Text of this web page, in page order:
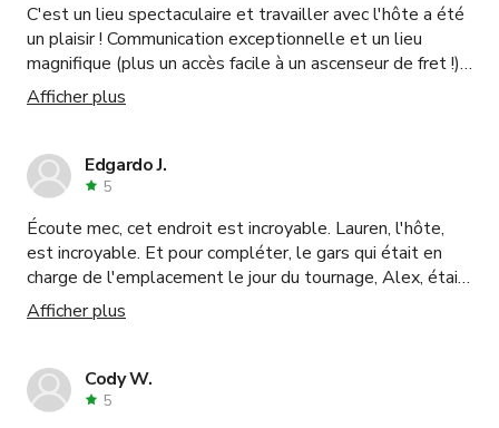
C'est un lieu spectaculaire et travailler avec l'hôte a été
un plaisir ! Communication exceptionnelle et un lieu
magnifique (plus un accès facile à un ascenseur de fret !),
que demander de plus ? Hautement recommandé.
Afficher plus
Edgardo J.
5
Écoute mec, cet endroit est incroyable. Lauren, l'hôte,
est incroyable. Et pour compléter, le gars qui était en
charge de l'emplacement le jour du tournage, Alex, était
incroyable. Nous sommes tellement heureux d'avoir
choisi cet endroit et c'était totalement par hasard. Si
vous voulez élever votre art et la valeur de votre
production, c'est un endroit auquel vous devriez penser.
Afficher plus
Cody W.
5